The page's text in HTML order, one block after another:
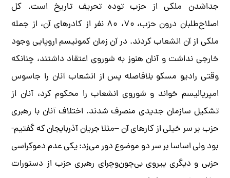
جداشدن ملکی از حزب توده تحریف تاریخ است. کل
اصلاح‌طلبان درون حزب، ۷۰، ۸۰ نفر از کادرهای آن، از جمله
ملکی از آن انشعاب کردند. در آن زمان کمونیسم اروپایی وجود
خارجی نداشت و آنان هنوز به شوروی اعتقاد داشتند، چنانکه
وقتی رادیو مسکو بلافاصله پس از انشعاب آنان را جاسوس
امپریالیسم خواند و شوروی انشعاب را محکوم کرد، آنان از
تشکیل سازمان جدیدی منصرف شدند. اختلاف آنان با رهبری
حزب بر سر خیلی از کارهای آن –مثلا جریان آذربایجان که گفتیم-
بود ولی اساسا بر سر دو موضوع دور می‌زد: یکی عدم دموکراسی
حزبی و دیگری پیروی بی‌چون‌و‌چرای رهبری حزب از دستورات